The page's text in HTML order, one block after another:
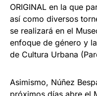
ORIGINAL en la que
así como diversos
se realizará en el
enfoque de género y
de Cultura Urbana
Asimismo, Núñez
próximos días abre el